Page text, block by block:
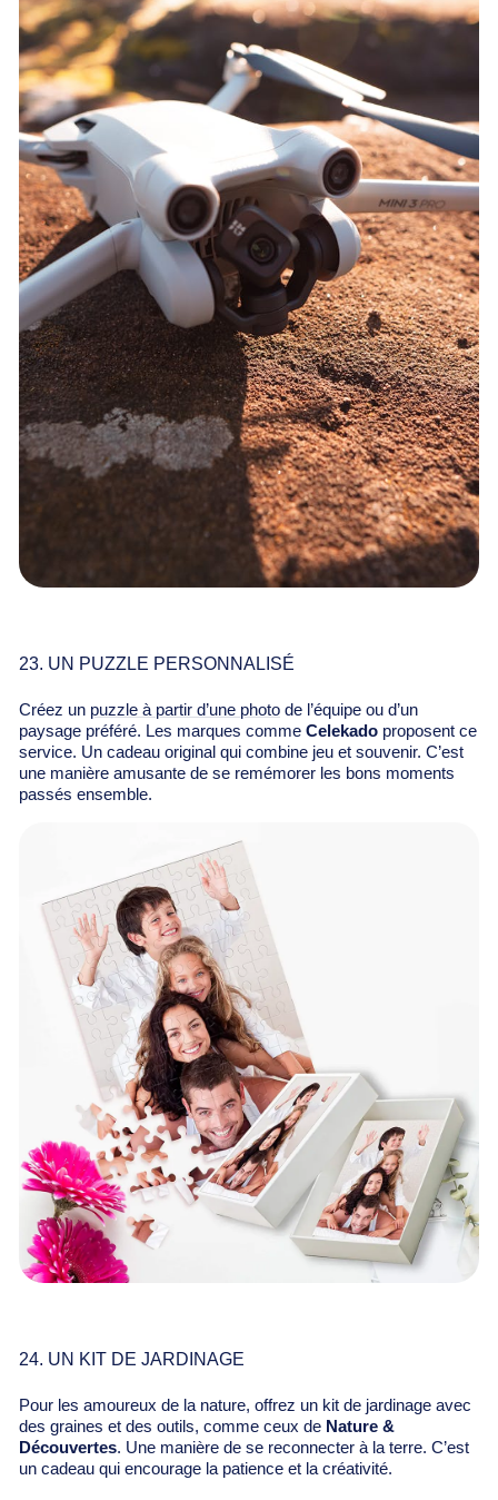
23. UN PUZZLE PERSONNALISÉ
Créez un puzzle à partir d’une photo de l’équipe ou d’un
paysage préféré. Les marques comme Celekado proposent ce
service. Un cadeau original qui combine jeu et souvenir. C’est
une manière amusante de se remémorer les bons moments
passés ensemble.
24. UN KIT DE JARDINAGE
Pour les amoureux de la nature, offrez un kit de jardinage avec
des graines et des outils, comme ceux de Nature &
Découvertes. Une manière de se reconnecter à la terre. C’est
un cadeau qui encourage la patience et la créativité.